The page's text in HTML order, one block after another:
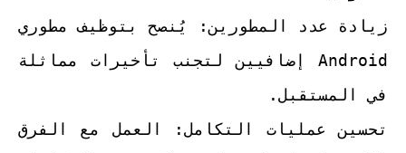
زيادة عدد المطورين: يُنصح بتوظيف مطوري
Android إضافيين لتجنب تأخيرات مماثلة
في المستقبل.
تحسين عمليات التكامل: العمل مع الفرق